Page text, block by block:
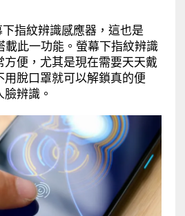
指紋辨識感應器，這也是
此一功能。螢幕下指紋辨識
方便，尤其是現在需要天天戴
用脫口罩就可以解鎖真的便
辨識。